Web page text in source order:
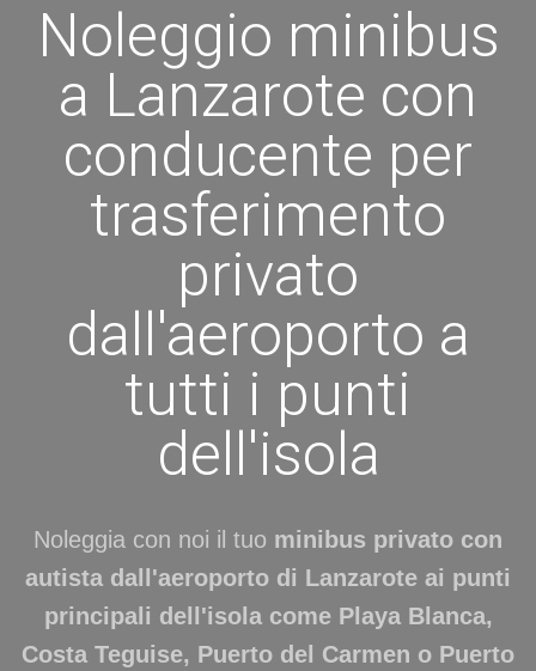
Noleggio minibus
a Lanzarote con
conducente per
trasferimento
privato
dall'aeroporto a
tutti i punti
dell'isola
Noleggia con noi il tuo minibus privato con
autista dall'aeroporto di Lanzarote ai punti
principali dell'isola come Playa Blanca,
Costa Teguise, Puerto del Carmen o Puerto